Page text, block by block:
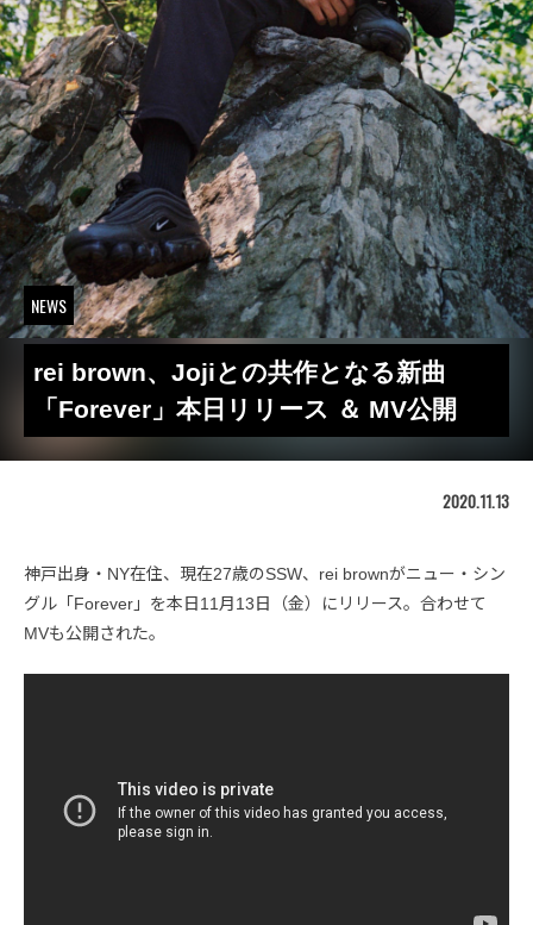
NEWS
rei brown、Jojiとの共作となる新曲
「Forever」本日リリース ＆ MV公開
2020.11.13
神戸出身・NY在住、現在27歳のSSW、rei brownがニュー・シン
グル「Forever」を本日11月13日（金）にリリース。合わせて
MVも公開された。